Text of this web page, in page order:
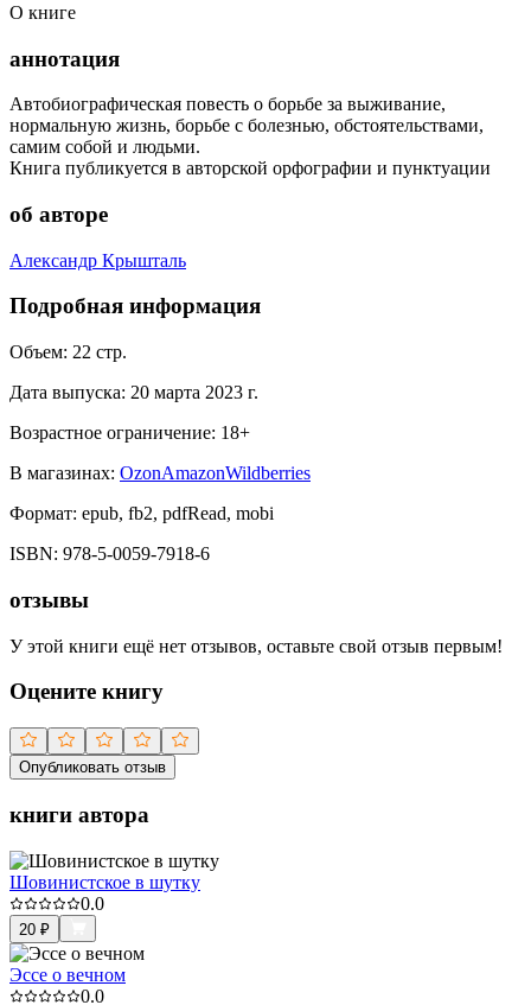
О книге
аннотация
Автобиографическая повесть о борьбе за выживание,
нормальную жизнь, борьбе с болезнью, обстоятельствами,
самим собой и людьми.
Книга публикуется в авторской орфографии и пунктуации
об авторе
Александр Крышталь
Подробная информация
Объем: 22 стр.
Дата выпуска: 20 марта 2023 г.
Возрастное ограничение: 18+
В магазинах: OzonAmazonWildberries
Формат: epub, fb2, pdfRead, mobi
ISBN: 978-5-0059-7918-6
отзывы
У этой книги ещё нет отзывов, оставьте свой отзыв первым!
Оцените книгу
Опубликовать отзыв
книги автора
Шовинистское в шутку
0.0
20 ₽
Эссе о вечном
0.0